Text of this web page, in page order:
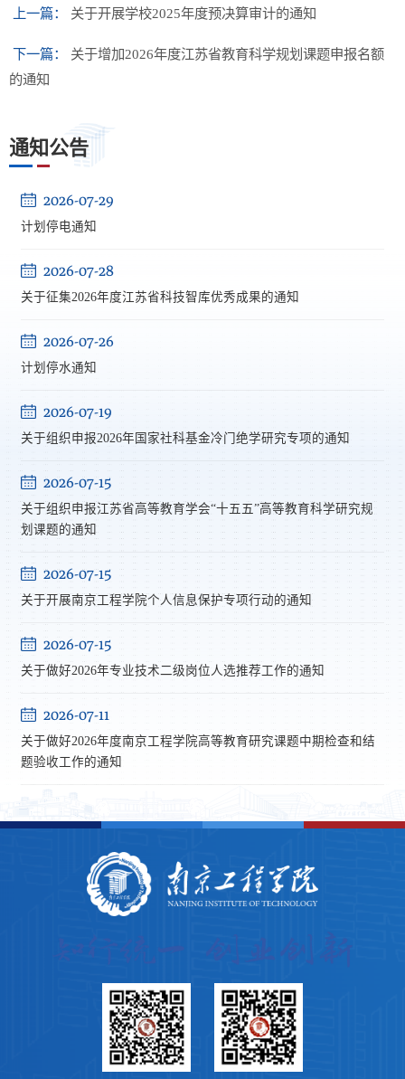
上一篇： 关于开展学校2025年度预决算审计的通知
下一篇：
关于增加2026年度江苏省教育科学规划课题申报名额
的通知
通知公告
2026-07-29
计划停电通知
2026-07-28
关于征集2026年度江苏省科技智库优秀成果的通知
2026-07-26
计划停水通知
2026-07-19
关于组织申报2026年国家社科基金冷门绝学研究专项的通知
2026-07-15
关于组织申报江苏省高等教育学会“十五五”高等教育科学研究规
划课题的通知
2026-07-15
关于开展南京工程学院个人信息保护专项行动的通知
2026-07-15
关于做好2026年专业技术二级岗位人选推荐工作的通知
2026-07-11
关于做好2026年度南京工程学院高等教育研究课题中期检查和结
题验收工作的通知